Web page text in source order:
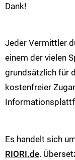
Dank!
Jeder Vermittler
einem der vielen
grundsätzlich für
kostenfreier
Es handelt sich
RIORI.de.